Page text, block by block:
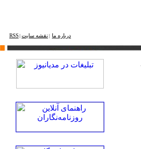
درباره ما نقشه ‌سایت RSS